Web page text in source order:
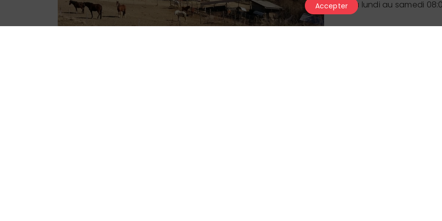
Du lundi au samedi
Accepter